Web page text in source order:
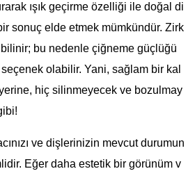
ışık geçirme özelliği ile doğal di
sonuç elde etmek mümkündür. Zirk
bilinir; bu nedenle çiğneme güçlüğü
olabilir. Yani, sağlam bir kal
hiç silinmeyecek ve bozulmay
ve dişlerinizin mevcut durumun
Eğer daha estetik bir görünüm v